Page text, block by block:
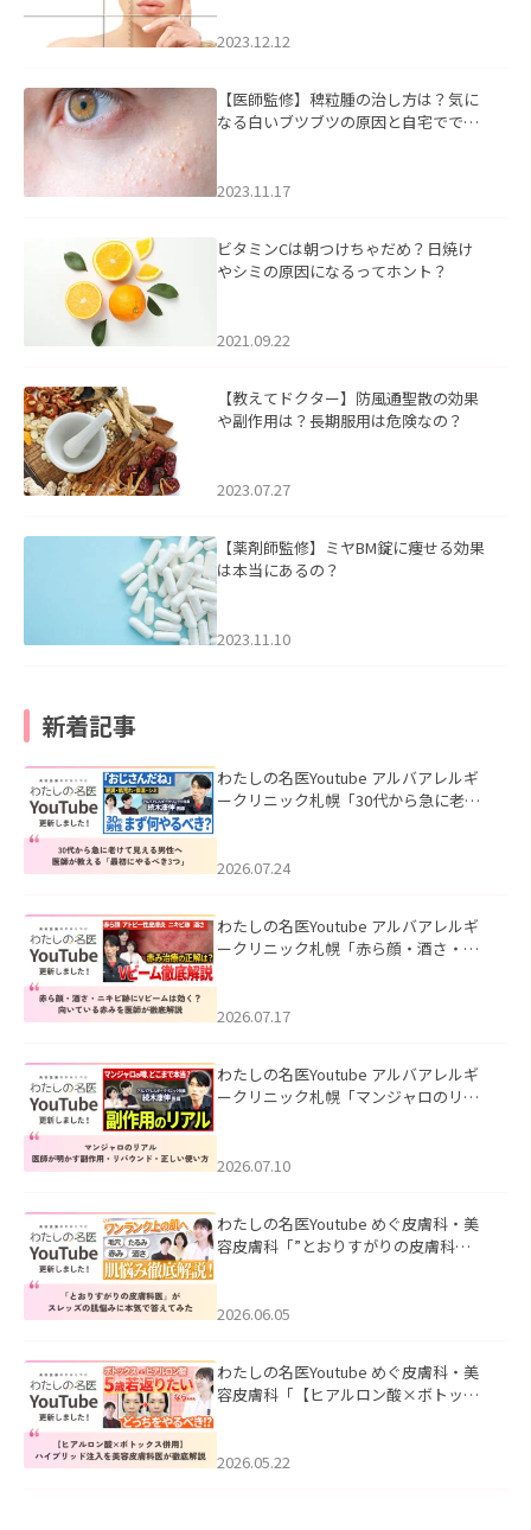
2023.12.12
【医師監修】稗粒腫の治し方は？気に
なる白いブツブツの原因と自宅ででき
2023.11.17
ビタミンCは朝つけちゃだめ？日焼け
やシミの原因になるってホント？
2021.09.22
【教えてドクター】防風通聖散の効果
や副作用は？長期服用は危険なの？
2023.07.27
【薬剤師監修】ミヤBM錠に痩せる効果
は本当にあるの？
2023.11.10
新着記事
わたしの名医Youtube アルバアレルギ
ークリニック札幌「30代から急に老け
た。
2026.07.24
わたしの名医Youtube アルバアレルギ
ークリニック札幌「赤ら顔・酒さ・ニ
した。
2026.07.17
わたしの名医Youtube アルバアレルギ
ークリニック札幌「マンジャロのリア
た。
2026.07.10
わたしの名医Youtube めぐ皮膚科・美
容皮膚科「”とおりすがりの皮膚科
2026.06.05
わたしの名医Youtube めぐ皮膚科・美
容皮膚科「【ヒアルロン酸×ボトック
た。
2026.05.22